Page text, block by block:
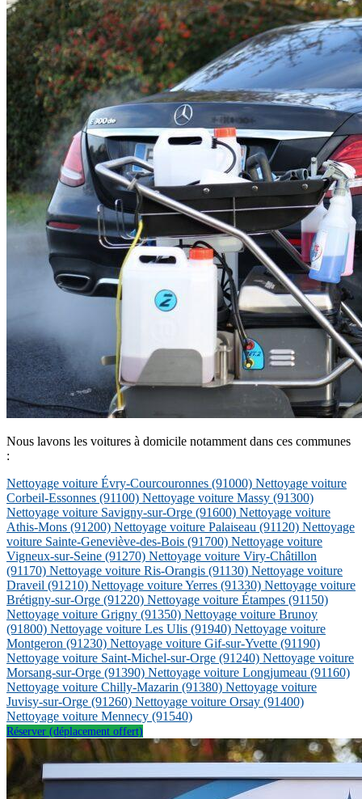
Nous lavons les voitures à domicile notamment dans ces communes
:
Nettoyage voiture Évry-Courcouronnes (91000) Nettoyage voiture
Corbeil-Essonnes (91100) Nettoyage voiture Massy (91300)
Nettoyage voiture Savigny-sur-Orge (91600) Nettoyage voiture
Athis-Mons (91200) Nettoyage voiture Palaiseau (91120) Nettoyage
voiture Sainte-Geneviève-des-Bois (91700) Nettoyage voiture
Vigneux-sur-Seine (91270) Nettoyage voiture Viry-Châtillon
(91170) Nettoyage voiture Ris-Orangis (91130) Nettoyage voiture
Draveil (91210) Nettoyage voiture Yerres (91330) Nettoyage voiture
Brétigny-sur-Orge (91220) Nettoyage voiture Étampes (91150)
Nettoyage voiture Grigny (91350) Nettoyage voiture Brunoy
(91800) Nettoyage voiture Les Ulis (91940) Nettoyage voiture
Montgeron (91230) Nettoyage voiture Gif-sur-Yvette (91190)
Nettoyage voiture Saint-Michel-sur-Orge (91240) Nettoyage voiture
Morsang-sur-Orge (91390) Nettoyage voiture Longjumeau (91160)
Nettoyage voiture Chilly-Mazarin (91380) Nettoyage voiture
Juvisy-sur-Orge (91260) Nettoyage voiture Orsay (91400)
Nettoyage voiture Mennecy (91540)
Réserver (déplacement offert)